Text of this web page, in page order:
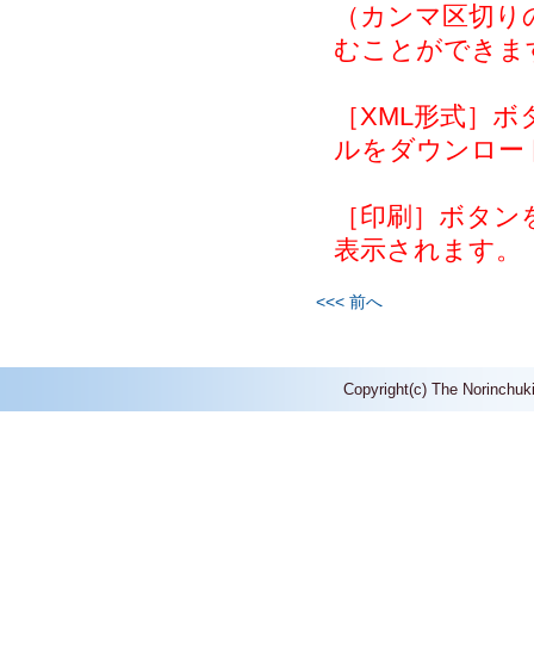
（カンマ区切
むことができま
［XML形式］
ルをダウンロ
［印刷］ボタ
表示されます。
<<< 前へ
Copyright(c) The